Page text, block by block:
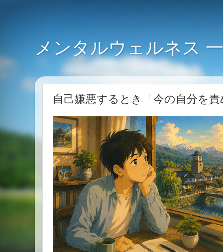
メンタルウェルネス
自己嫌悪するとき「今の自分を